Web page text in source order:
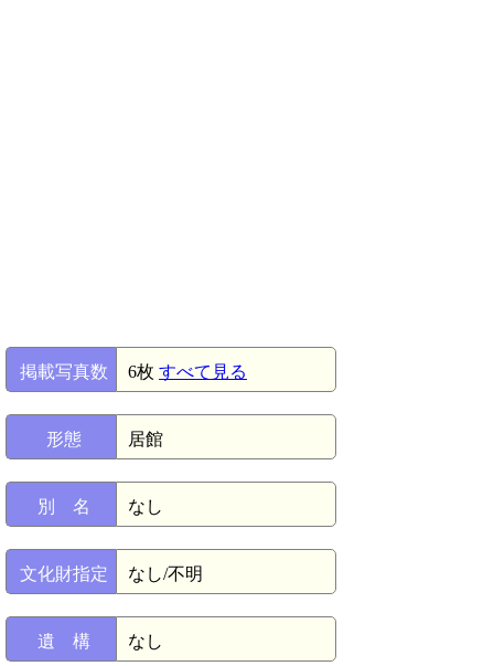
掲載写真数 6枚 すべて見る
形態 居館
別 名 なし
文化財指定 なし/不明
遺 構 なし